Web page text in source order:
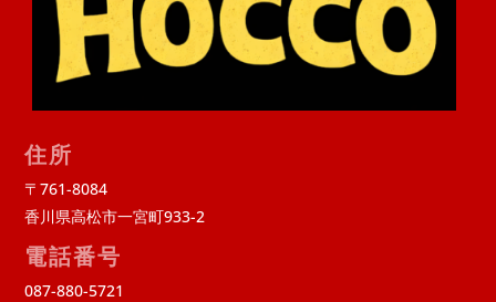
住所
〒761-8084
香川県高松市一宮町933-2
電話番号
087-880-5721